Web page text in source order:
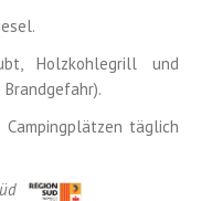
Holzkohlegrill und
täglich